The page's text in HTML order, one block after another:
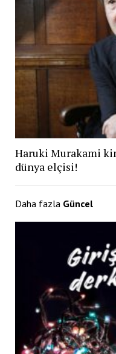
Haruki Murakami
dünya elçisi!
Daha fazla Güncel